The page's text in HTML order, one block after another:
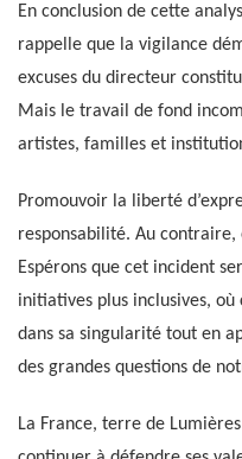
En conclusion de cette
rappelle que la vigilance
excuses du directeur
Mais le travail de fond
artistes, familles et
Promouvoir la liberté
responsabilité. Au
Espérons que cet incident
initiatives plus inclusives, où
dans sa singularité tout en
des grandes questions de
La France, terre de